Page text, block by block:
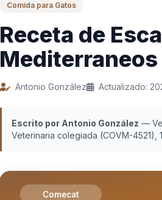
Comida para Gatos
Receta de
Mediterraneos
Antonio González Actualizado:
Escrito por Antonio González —
Veterinaria colegiada (COVM-4521),
Comecat